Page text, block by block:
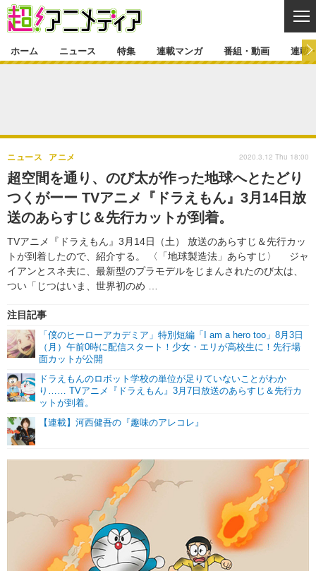
ゲーム・アプリ マンガ
グッズ イベント
声優 コスプレ
舞台 新帝スタ
特集一覧 カバー
ラキりす
連載マンガ
連載マンガ一覧 連載一覧
番組・動画
番組・動画一覧 ラジオ
動画
連載・ブログ
連載・ブログ一覧
編集部ブログ・お知らせ
ホーム ニュース 特集 連載マンガ 番組・動画 連載
超空間を通り、のび太が作った地球へとたどり
つくがーー TVアニメ『ドラえもん』3月14日放
送のあらすじ＆先行カットが到着。
TVアニメ『ドラえもん』3月14日（土） 放送のあらすじ＆先行カッ
トが到着したので、紹介する。 〈「地球製造法」あらすじ〉 ジャ
イアンとスネ夫に、最新型のプラモデルをじまんされたのび太は、
つい「じつはいま、世界初のめ …
ニュース アニメ
注目記事
「僕のヒーローアカデミア」特別短編「I am a hero too」8月3日
（月）午前0時に配信スタート！少女・エリが高校生に！先行場
面カットが公開
ドラえもんのロボット学校の単位が足りていないことがわか
り…… TVアニメ『ドラえもん』3月7日放送のあらすじ＆先行カ
ットが到着。
【連載】河西健吾の『趣味のアレコレ』
2020.3.12 Thu 18:00